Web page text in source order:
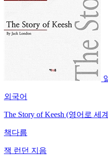
외국어
The Story of Keesh (영어로 세
책다름
잭 런던 지음